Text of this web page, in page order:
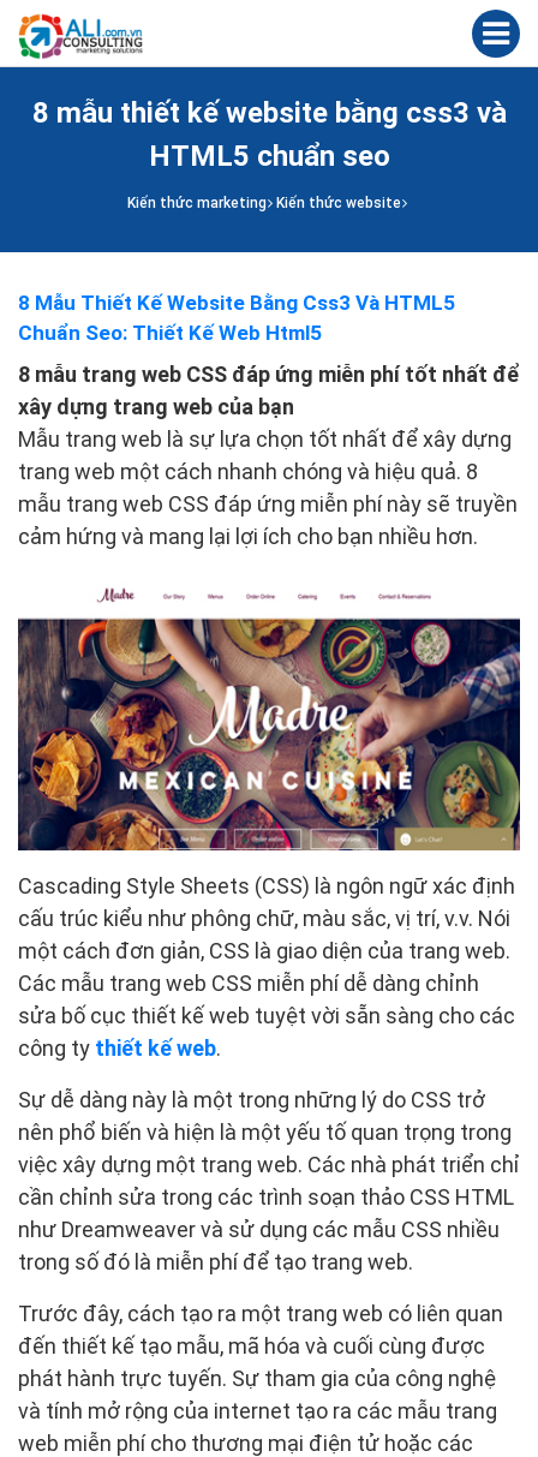
8 mẫu thiết kế website bằng css3 và
HTML5 chuẩn seo
Kiến thức marketing Kiến thức website
8 Mẫu Thiết Kế Website Bằng Css3 Và HTML5
Chuẩn Seo: Thiết Kế Web Html5
8 mẫu trang web CSS đáp ứng miễn phí tốt nhất để
xây dựng trang web của bạn
Mẫu trang web là sự lựa chọn tốt nhất để xây dựng
trang web một cách nhanh chóng và hiệu quả. 8
mẫu trang web CSS đáp ứng miễn phí này sẽ truyền
cảm hứng và mang lại lợi ích cho bạn nhiều hơn.
Cascading Style Sheets (CSS) là ngôn ngữ xác định
cấu trúc kiểu như phông chữ, màu sắc, vị trí, v.v. Nói
một cách đơn giản, CSS là giao diện của trang web.
Các mẫu trang web CSS miễn phí dễ dàng chỉnh
sửa bố cục thiết kế web tuyệt vời sẵn sàng cho các
công ty thiết kế web.
Sự dễ dàng này là một trong những lý do CSS trở
nên phổ biến và hiện là một yếu tố quan trọng trong
việc xây dựng một trang web. Các nhà phát triển chỉ
cần chỉnh sửa trong các trình soạn thảo CSS HTML
như Dreamweaver và sử dụng các mẫu CSS nhiều
trong số đó là miễn phí để tạo trang web.
Trước đây, cách tạo ra một trang web có liên quan
đến thiết kế tạo mẫu, mã hóa và cuối cùng được
phát hành trực tuyến. Sự tham gia của công nghệ
và tính mở rộng của internet tạo ra các mẫu trang
web miễn phí cho thương mại điện tử hoặc các